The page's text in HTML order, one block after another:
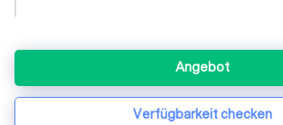
Angebot
Verfügbarkeit checken